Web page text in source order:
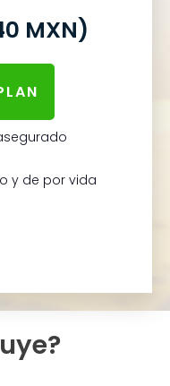
MXN)
y de por vida